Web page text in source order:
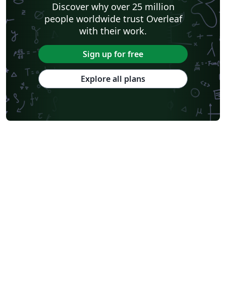
Discover why over 25 million
people worldwide trust Overleaf
with their work.
Sign up for free
Explore all plans